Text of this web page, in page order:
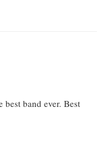
band ever. Best